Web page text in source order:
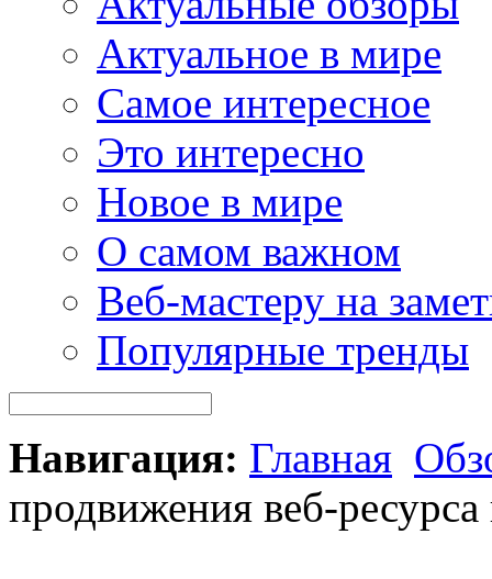
Актуальное в мире
Самое интересное
Это интересно
Новое в мире
О самом важном
Веб-мастеру на
Популярные тренды
Навигация: Главная
продвижения веб-